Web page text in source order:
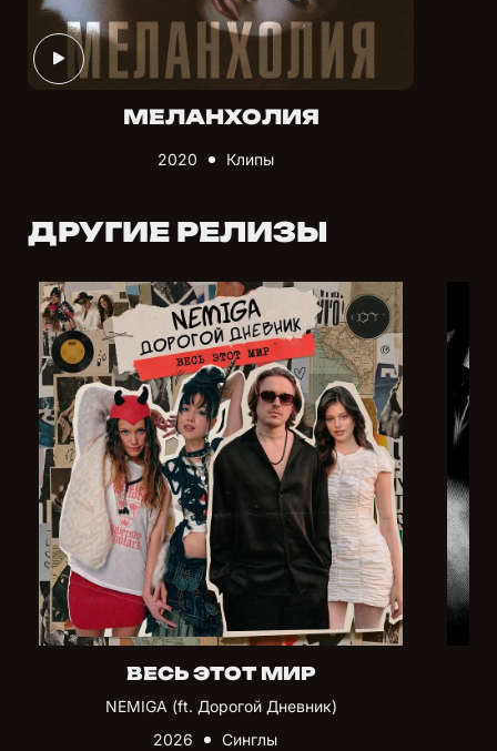
МЕЛАНХОЛИЯ
2020 Клипы
ДРУГИЕ РЕЛИЗЫ
ВЕСЬ ЭТОТ МИР
NEMIGA (ft. Дорогой Дневник)
2026
Синглы